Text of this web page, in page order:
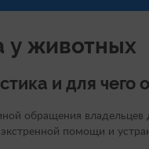
у животных
и для чего
обращения
экстренной помощи и